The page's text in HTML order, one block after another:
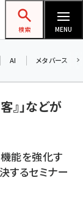
ーラム
検索 MENU
AI メタバース
』」などが
能を強化す
するセミナー